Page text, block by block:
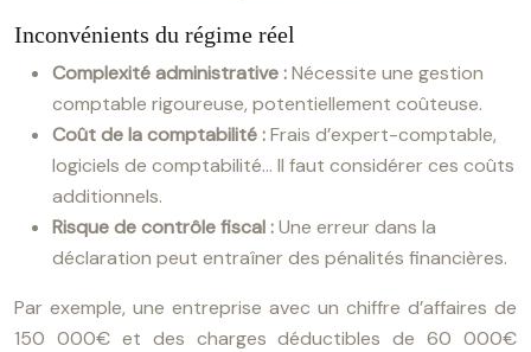
Inconvénients du régime réel
Complexité administrative :Nécessite une gestion
comptable rigoureuse, potentiellement coûteuse.
Coût de la comptabilité :Frais d’expert-comptable,
logiciels de comptabilité… Il faut considérer ces coûts
additionnels.
Risque de contrôle fiscal :Une erreur dans la
déclaration peut entraîner des pénalités financières.
Par exemple, une entreprise avec un chiffre d’affaires de
150 000€ et des charges déductibles de 60 000€